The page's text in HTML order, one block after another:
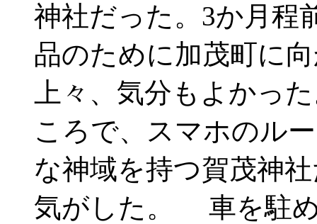
神社だった。3か月程
品のために加茂町に
上々、気分もよかっ
ころで、スマホのル
な神域を持つ賀茂神
気がした。 車を駐